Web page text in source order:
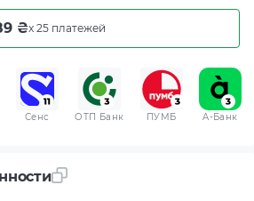
₴x 25 платежей
Сенс ОТП Банк ПУМБ A-Банк